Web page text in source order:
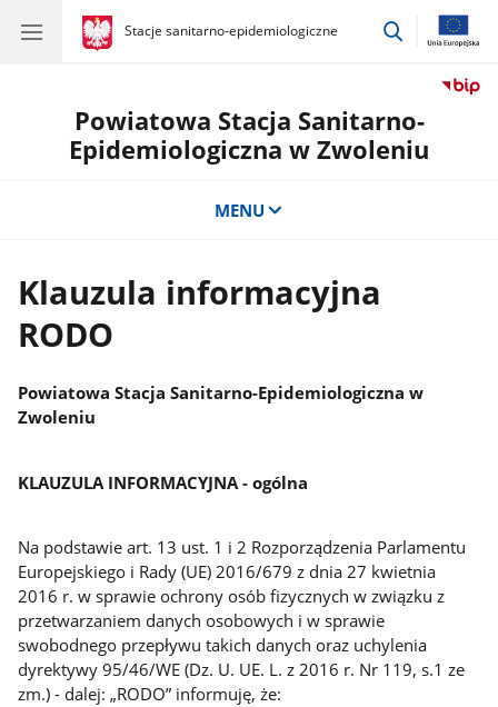
gov.pl
Stacje sanitarno-epidemiologiczne
gov.pl
Stacje
przejdź
Powiatowa Stacja Sanitarno-
Epidemiologiczna w Zwoleniu
MENU
Klauzula informacyjna
RODO
Powiatowa Stacja Sanitarno-Epidemiologiczna w
Zwoleniu
KLAUZULA INFORMACYJNA - ogólna
Na podstawie art. 13 ust. 1 i 2 Rozporządzenia Parlamentu
Europejskiego i Rady (UE) 2016/679 z dnia 27 kwietnia
2016 r. w sprawie ochrony osób fizycznych w związku z
przetwarzaniem danych osobowych i w sprawie
swobodnego przepływu takich danych oraz uchylenia
dyrektywy 95/46/WE (Dz. U. UE. L. z 2016 r. Nr 119, s.1 ze
zm.) - dalej: „RODO” informuję, że: